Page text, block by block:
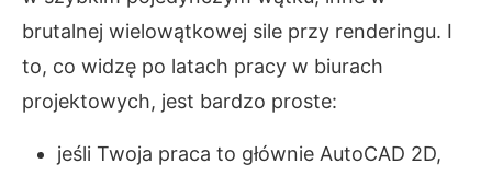
brutalnej wielowątkowej sile przy renderingu. I
to, co widzę po latach pracy w biurach
projektowych, jest bardzo proste:
jeśli Twoja praca to głównie AutoCAD 2D,